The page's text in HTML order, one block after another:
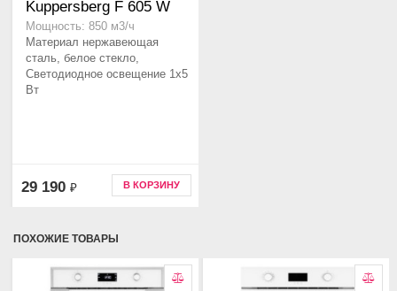
Kuppersberg F 605 W
Мощность: 850 м3/ч
Материал нержавеющая
сталь, белое стекло,
Светодиодное освещение 1x5
Вт
29 190 ₽ В КОРЗИНУ
ПОХОЖИЕ ТОВАРЫ